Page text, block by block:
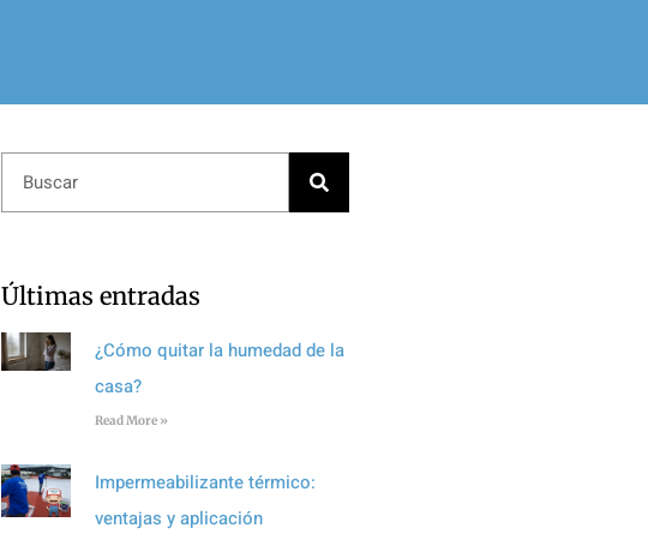
Últimas entradas
¿Cómo quitar la humedad de la
casa?
Read More »
Impermeabilizante térmico:
ventajas y aplicación